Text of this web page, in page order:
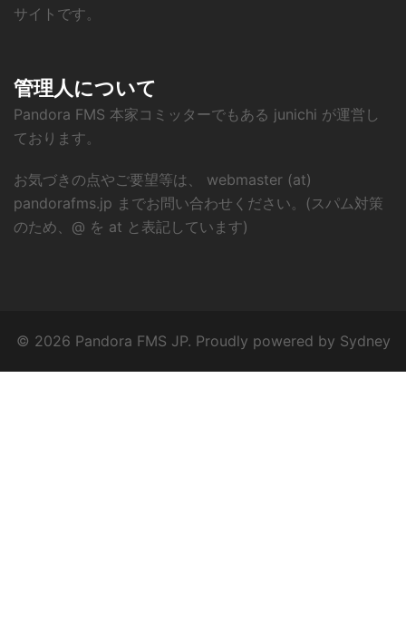
サイトです。
管理人について
Pandora FMS 本家コミッターでもある junichi が運営し
ております。
お気づきの点やご要望等は、 webmaster (at)
pandorafms.jp までお問い合わせください。(スパム対策
のため、@ を at と表記しています)
© 2026 Pandora FMS JP. Proudly powered by Sydney